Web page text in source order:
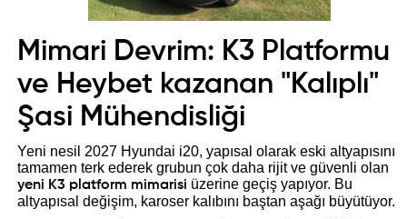
Mimari Devrim: K3 Platformu
ve Heybet kazanan "Kalıplı"
Şasi Mühendisliği
Yeni nesil 2027 Hyundai i20, yapısal olarak eski altyapısını
tamamen terk ederek grubun çok daha rijit ve güvenli olan
yeni K3 platform mimarisi üzerine geçiş yapıyor. Bu
altyapısal değişim, karoser kalıbını baştan aşağı büyütüyor.